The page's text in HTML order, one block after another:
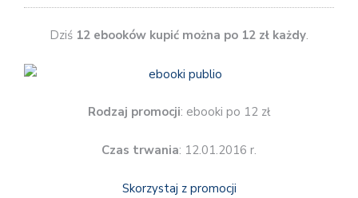
Dziś 12 ebooków kupić można po 12 zł każdy.
Rodzaj promocji: ebooki po 12 zł
Czas trwania: 12.01.2016 r.
Skorzystaj z promocji